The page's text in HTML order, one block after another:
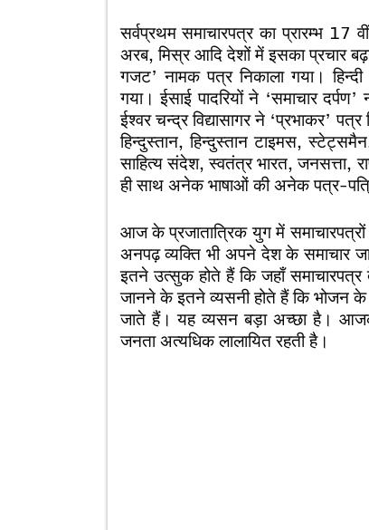
सर्वप्रथम समाचारपत्र का प्रारम्भ
अरब, मिस्र आदि देशों में इसका प्रचार
गजट’ नामक पत्र निकाला गया।
गया। ईसाई पादरियों ने ‘समाचार
ईश्वर चन्द्र विद्यासागर ने ‘प्रभाकर’
हिन्दुस्तान, हिन्दुस्तान टाइमस,
साहित्य संदेश, स्वतंत्र भारत, जनसत्ता,
ही साथ अनेक भाषाओं की अनेक पत्र-
आज के प्रजातात्रिक युग में
अनपढ़ व्यक्ति भी अपने देश के समाचार
इतने उत्सुक होते हैं कि जहाँ
जानने के इतने व्यसनी होते हैं कि भोजन के
जाते हैं। यह व्यसन बड़ा अच्छा है।
जनता अत्यधिक लालायित रहती है।